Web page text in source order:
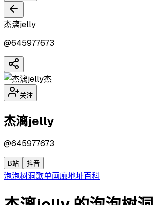
杰漓jelly
@645977673
杰
关注
杰漓jelly
@645977673
B站 抖音
泡泡树洞歌单画廊地址百科